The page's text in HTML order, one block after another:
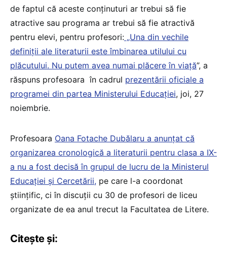
de faptul că aceste conținuturi ar trebui să fie
atractive sau programa ar trebui să fie atractivă
pentru elevi, pentru profesori: „Una din vechile
definiții ale literaturii este îmbinarea utilului cu
plăcutului. Nu putem avea numai plăcere în viață”, a
răspuns profesoara în cadrul prezentării oficiale a
programei din partea Ministerului Educației, joi, 27
noiembrie.
Profesoara Oana Fotache Dubălaru a anunțat că
organizarea cronologică a literaturii pentru clasa a IX-
a nu a fost decisă în grupul de lucru de la Ministerul
Educației și Cercetării, pe care l-a coordonat
științific, ci în discuții cu 30 de profesori de liceu
organizate de ea anul trecut la Facultatea de Litere.
Citește și: